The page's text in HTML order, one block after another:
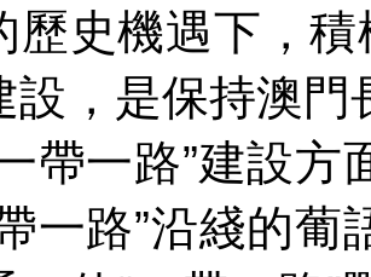
歷史機遇下，積
設，是保持澳
帶一路”建設
一路”沿綫的